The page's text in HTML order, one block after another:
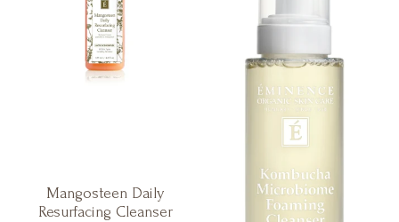
Mangosteen Daily
Resurfacing Cleanser